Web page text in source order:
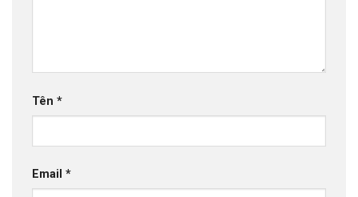
Tên *
Email *